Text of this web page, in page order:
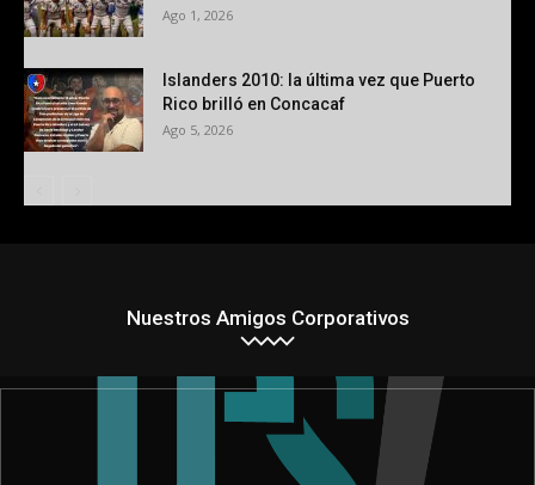
Ago 1, 2026
Islanders 2010: la última vez que Puerto
Rico brilló en Concacaf
Ago 5, 2026
Nuestros Amigos Corporativos